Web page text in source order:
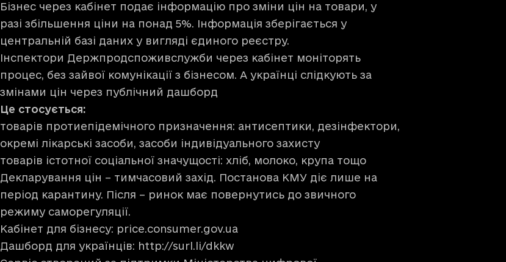
Бізнес через кабінет подає інформацію про зміни цін на товари, у
разі збільшення ціни на понад 5%. Інформація зберігається у
центральній базі даних у вигляді єдиного реєстру.
Інспектори Держпродспоживслужби через кабінет моніторять
процес, без зайвої комунікації з бізнесом. А українці слідкують за
змінами цін через публічний дашборд
Це стосується:
товарів протиепідемічного призначення: антисептики, дезінфектори,
окремі лікарські засоби, засоби індивідуального захисту
товарів істотної соціальної значущості: хліб, молоко, крупа тощо
Декларування цін – тимчасовий захід. Постанова КМУ діє лише на
період карантину. Після – ринок має повернутись до звичного
режиму саморегуляції.
Кабінет для бізнесу: price.consumer.gov.ua
Дашборд для українців: http://surl.li/dkkw